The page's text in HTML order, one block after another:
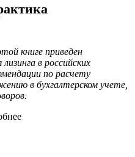
книге приведен
в российских
по расчету
в бухгалтерском учете,